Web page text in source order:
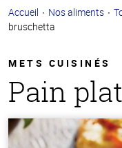
principale
Accueil Nos aliments
bruschetta
METS CUISINÉS
Pain